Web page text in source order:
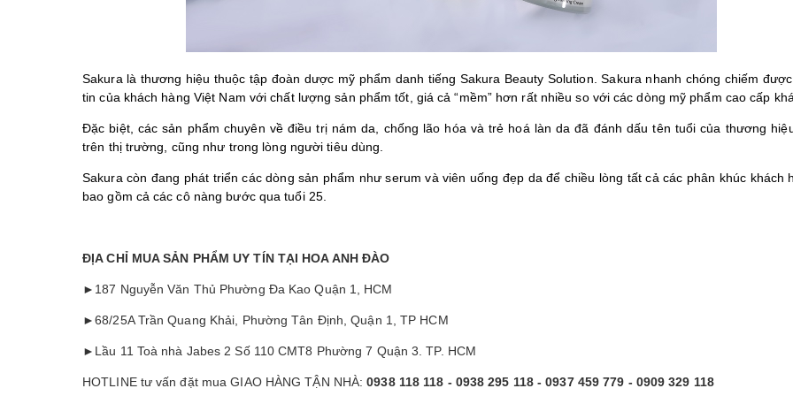
Sakura là thương hiệu thuộc tập đoàn dược mỹ phẩm danh tiếng Sakura Beauty Solution. Sakura nhanh chóng chiếm
tin của khách hàng Việt Nam với chất lượng sản phẩm tốt, giá cả “mềm” hơn rất nhiều so với các dòng mỹ phẩm cao cấp
Đặc biệt, các sản phẩm chuyên về điều trị nám da, chống lão hóa và trẻ hoá làn da đã đánh dấu tên tuổi của thương
trên thị trường, cũng như trong lòng người tiêu dùng.
Sakura còn đang phát triển các dòng sản phẩm như serum và viên uống đẹp da để chiều lòng tất cả các phân khúc khách
bao gồm cả các cô nàng bước qua tuổi 25.
ĐỊA CHỈ MUA SẢN PHẨM UY TÍN TẠI HOA ANH ĐÀO
►187 Nguyễn Văn Thủ Phường Đa Kao Quận 1, HCM
►68/25A Trần Quang Khải, Phường Tân Định, Quận 1, TP HCM
►Lầu 11 Toà nhà Jabes 2 Số 110 CMT8 Phường 7 Quận 3. TP. HCM
HOTLINE tư vấn đặt mua GIAO HÀNG TẬN NHÀ:0938 118 118 - 0938 295 118 - 0937 459 779 - 0909 329 118